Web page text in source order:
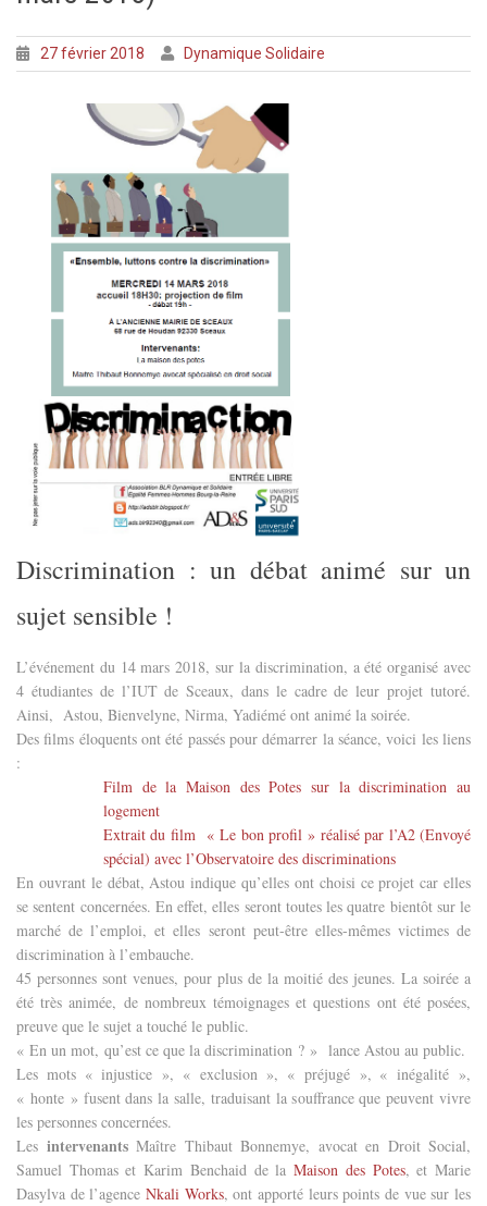
27 février 2018 Dynamique Solidaire
Discrimination : un débat animé sur un
sujet sensible !
L’événement du 14 mars 2018, sur la discrimination, a été organisé avec
4 étudiantes de l’IUT de Sceaux, dans le cadre de leur projet tutoré.
Ainsi, Astou, Bienvelyne, Nirma, Yadiémé ont animé la soirée.
Des films éloquents ont été passés pour démarrer la séance, voici les liens
:
Film de la Maison des Potes sur la discrimination au
logement
Extrait du film « Le bon profil » réalisé par l’A2 (Envoyé
spécial) avec l’Observatoire des discriminations
En ouvrant le débat, Astou indique qu’elles ont choisi ce projet car elles
se sentent concernées. En effet, elles seront toutes les quatre bientôt sur le
marché de l’emploi, et elles seront peut-être elles-mêmes victimes de
discrimination à l’embauche.
45 personnes sont venues, pour plus de la moitié des jeunes. La soirée a
été très animée, de nombreux témoignages et questions ont été posées,
preuve que le sujet a touché le public.
« En un mot, qu’est ce que la discrimination ? » lance Astou au public.
Les mots « injustice », « exclusion », « préjugé », « inégalité »,
« honte » fusent dans la salle, traduisant la souffrance que peuvent vivre
les personnes concernées.
Les intervenantsMaître Thibaut Bonnemye, avocat en Droit Social,
Samuel Thomas et Karim Benchaid de laMaison des Potes, et Marie
Dasylva de l’agence Nkali Works, ont apporté leurs points de vue sur les